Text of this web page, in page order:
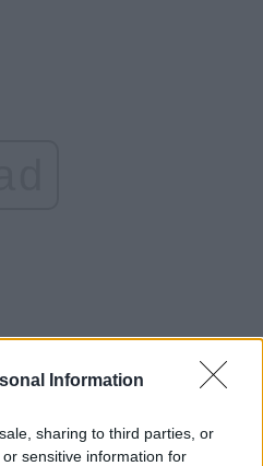
Information
sharing to third parties, or
sensitive information for
care ar trebui să judece
ridicată de Radu Moraru,
nu avea așa ceva pe ordinea
fost atacată de alții, la Curte,